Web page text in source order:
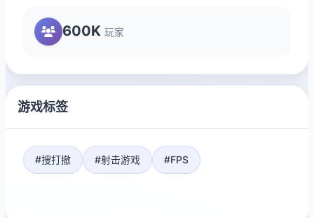
600K 玩家
游戏标签
#搜打撤 #射击游戏 #FPS